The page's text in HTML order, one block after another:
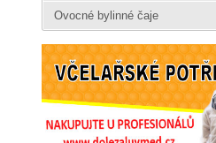
Ovocné bylinné čaje